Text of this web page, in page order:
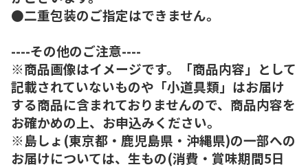
●二重包装のご指定はできません。
----その他のご注意----
※商品画像はイメージです。「商品内容」として
記載されていないものや「小道具類」はお届け
する商品に含まれておりませんので、商品内容を
お確かめの上、お申込みください。
※島しょ(東京都・鹿児島県・沖縄県)の一部への
お届けについては、生もの(消費・賞味期間5日